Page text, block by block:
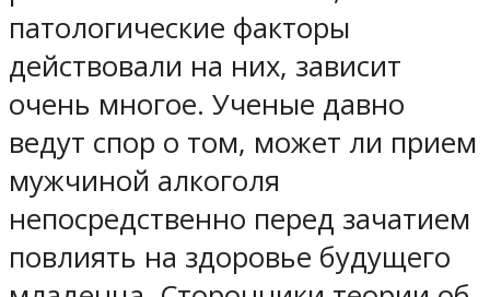
патологические факторы
действовали на них, зависит
очень многое. Ученые давно
ведут спор о том, может ли прием
мужчиной алкоголя
непосредственно перед зачатием
повлиять на здоровье будущего